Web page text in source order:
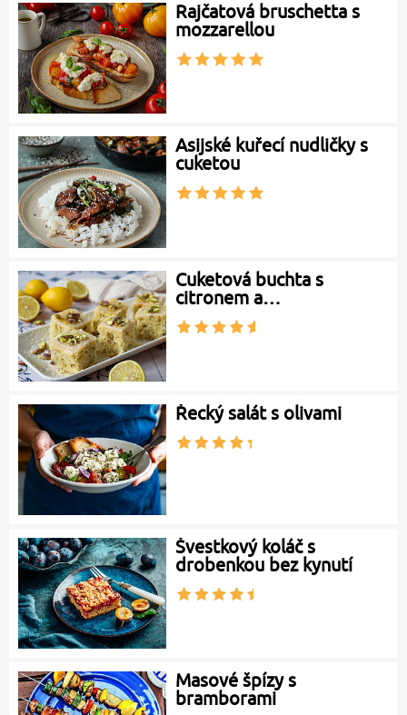
Rajčatová bruschetta s
mozzarellou
Asijské kuřecí nudličky s
cuketou
Cuketová buchta s
citronem a…
Řecký salát s olivami
Švestkový koláč s
drobenkou bez kynutí
Masové špízy s
bramborami